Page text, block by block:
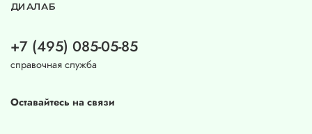
ДИАЛАБ
+7 (495) 085-05-85
справочная служба
Оставайтесь на связи